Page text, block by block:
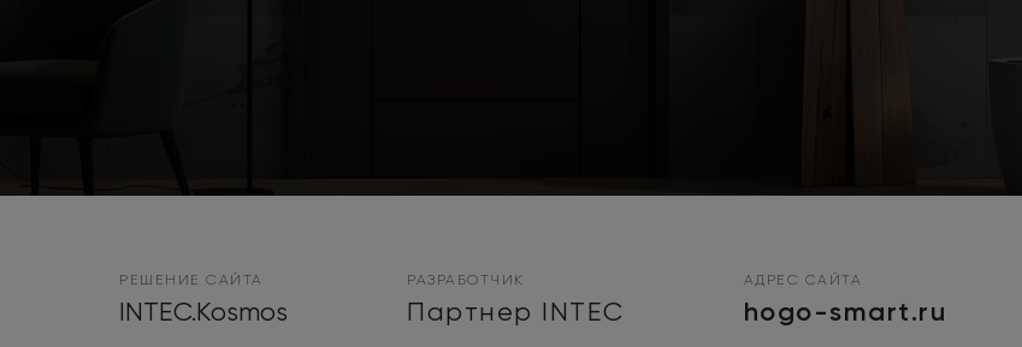
РЕШЕНИЕ САЙТА
INTEC.Kosmos
РАЗРАБОТЧИК
Партнер INTEC
АДРЕС САЙТА
hogo-smart.ru